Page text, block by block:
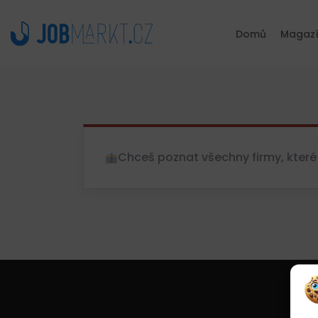
Domů
Chceš poznat všechny firmy,